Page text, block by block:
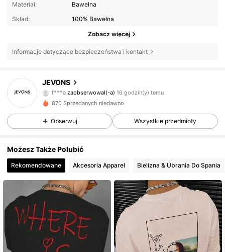
Materiał:
Bawełna
Skład:
100% Bawełna
Zobacz więcej
Informacje dotyczące bezpieczeństwa i kontakt
JEVONS
f***a zaobserwował(-a)
4,89
103 Obserwujący
4,89 103 Obserwujący
4,89 103 Obserwujący
4,89
103 Obserwujący
4,89 103 Obserwujący
4,89 103 Obserwujący
870 Sprzedanych niedawno
Obserwuj Wszystkie przedmioty
Możesz Także Polubić
Rekomendowane Akcesoria Apparel Bielizna & Ubrania Do Spania